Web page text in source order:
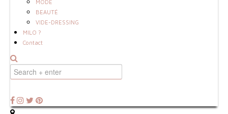
MODE
BEAUTÉ
VIDE-DRESSING
MILO ?
Contact